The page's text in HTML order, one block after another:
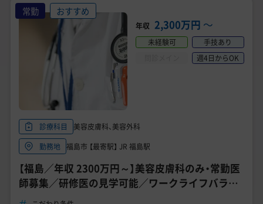
常勤 おすすめ
年収 2,300万円 〜
未経験可
手技あり
週4日からOK
診療科目
美容皮膚科、美容外科
勤務地 福島市 【最寄駅】 JR 福島駅
【福島／年収 2300万円～】美容皮膚科のみ・常勤医
師募集／研修医の見学可能／ワークライフバラン
ス重視にも最適《TCB東京中央美容外科 福島院》